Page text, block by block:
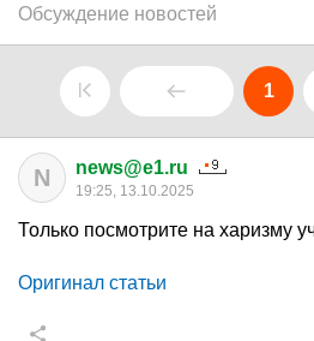
Обсуждение новостей
1
N news@e1.ru
19:25, 13.10.2025
Только посмотрите на харизму
Оригинал статьи